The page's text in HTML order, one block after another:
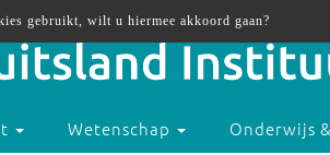
Wetenschap Onderwijs
gebruikt, wilt u hiermee akkoord gaan?